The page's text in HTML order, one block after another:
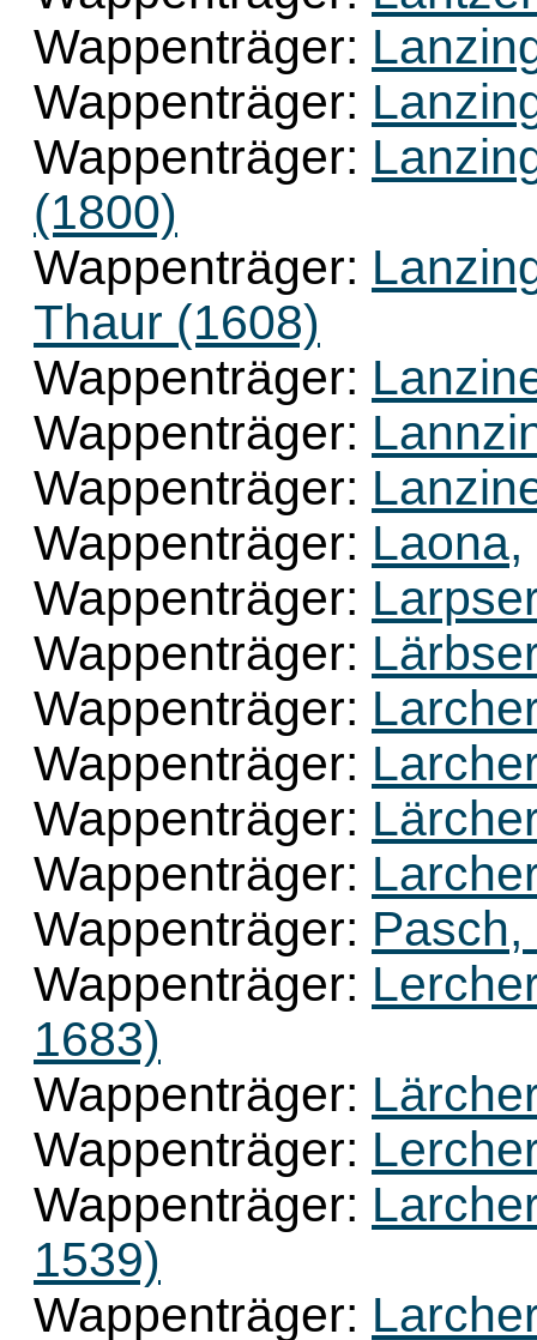
Wappenträger:
Wappenträger:
Wappenträger:
(1800)
Wappenträger:
Thaur (1608)
Wappenträger:
Wappenträger:
Wappenträger:
Wappenträger: Laona,
Wappenträger:
Wappenträger:
Wappenträger:
Wappenträger:
Wappenträger:
Wappenträger:
Wappenträger:
Wappenträger:
1683)
Wappenträger:
Wappenträger:
Wappenträger:
1539)
Wappenträger: